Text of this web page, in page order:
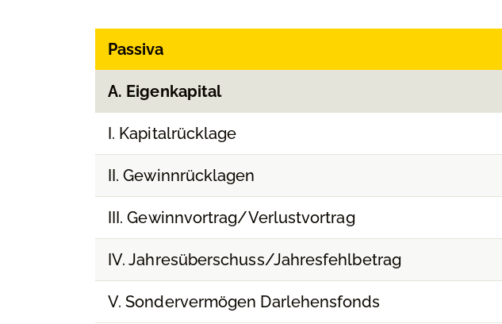
Passiva
A. Eigenkapital
I. Kapitalrücklage
II. Gewinnrücklagen
III. Gewinnvortrag/Verlustvortrag
IV. Jahresüberschuss/Jahresfehlbetrag
V. Sondervermögen Darlehensfonds